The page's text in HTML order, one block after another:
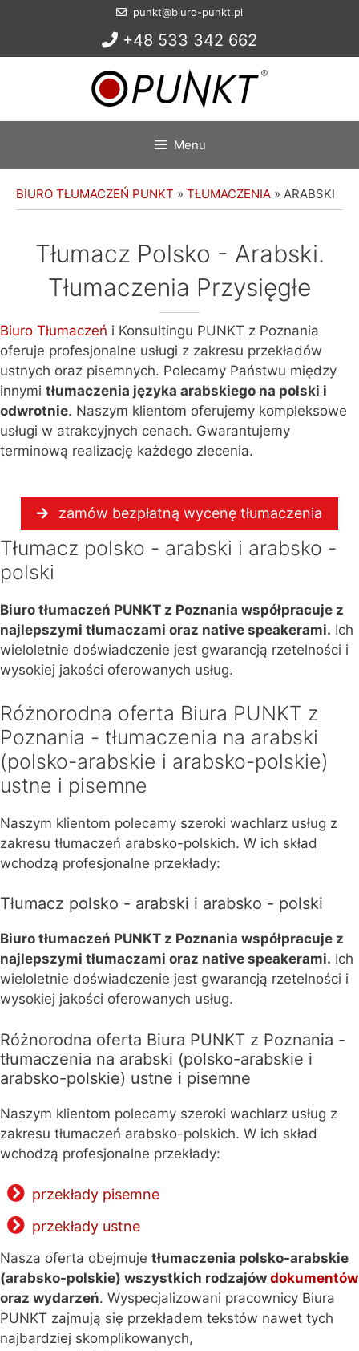
punkt@biuro-punkt.pl
+48 533 342 662
Menu
BIURO TŁUMACZEŃ PUNKT » TŁUMACZENIA » ARABSKI
Tłumacz Polsko - Arabski.
Tłumaczenia Przysięgłe
Biuro Tłumaczeń i Konsultingu PUNKT z Poznania
oferuje profesjonalne usługi z zakresu przekładów
ustnych oraz pisemnych. Polecamy Państwu między
innymi tłumaczenia języka arabskiego na polski i
odwrotnie. Naszym klientom oferujemy kompleksowe
usługi w atrakcyjnych cenach. Gwarantujemy
terminową realizację każdego zlecenia.
zamów bezpłatną wycenę tłumaczenia
Tłumacz polsko - arabski i arabsko -
polski
Biuro tłumaczeń PUNKT z Poznania współpracuje z
najlepszymi tłumaczami oraz native speakerami. Ich
wieloletnie doświadczenie jest gwarancją rzetelności i
wysokiej jakości oferowanych usług.
Różnorodna oferta Biura PUNKT z
Poznania - tłumaczenia na arabski
(polsko-arabskie i arabsko-polskie)
ustne i pisemne
Naszym klientom polecamy szeroki wachlarz usług z
zakresu tłumaczeń arabsko-polskich. W ich skład
wchodzą profesjonalne przekłady:
Tłumacz polsko - arabski i arabsko - polski
Biuro tłumaczeń PUNKT z Poznania współpracuje z
najlepszymi tłumaczami oraz native speakerami. Ich
wieloletnie doświadczenie jest gwarancją rzetelności i
wysokiej jakości oferowanych usług.
Różnorodna oferta Biura PUNKT z Poznania -
tłumaczenia na arabski (polsko-arabskie i
arabsko-polskie) ustne i pisemne
Naszym klientom polecamy szeroki wachlarz usług z
zakresu tłumaczeń arabsko-polskich. W ich skład
wchodzą profesjonalne przekłady:
przekłady pisemne
przekłady ustne
Nasza oferta obejmuje tłumaczenia polsko-arabskie
(arabsko-polskie) wszystkich rodzajów dokumentów
oraz wydarzeń. Wyspecjalizowani pracownicy Biura
PUNKT zajmują się przekładem tekstów nawet tych
najbardziej skomplikowanych,